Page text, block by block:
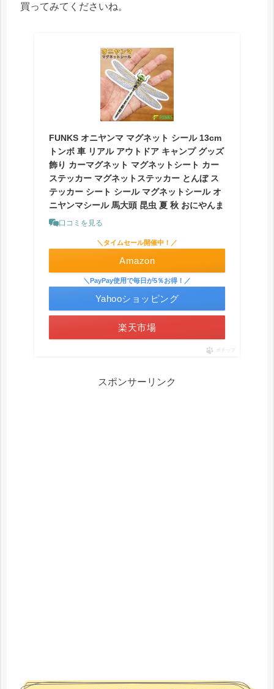
買ってみてくださいね。
FUNKS オニヤンマ マグネット シール 13cm
トンボ 車 リアル アウトドア キャンプ グッズ
飾り カーマグネット マグネットシート カー
ステッカー マグネットステッカー とんぼ ス
テッカー シート シール マグネットシール オ
ニヤンマシール 馬大頭 昆虫 夏 秋 おにやんま
口コミを見る
＼タイムセール開催中！／
Amazon
楽天市場
＼PayPay使用で毎日が5％お得！／
Yahooショッピング
ポチップ
スポンサーリンク